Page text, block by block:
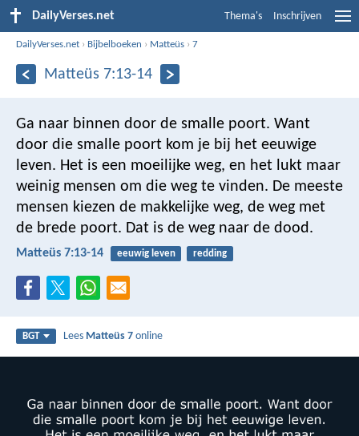
DailyVerses.net Thema's Inschrijven
DailyVerses.net › Bijbelboeken › Matteüs ›7
Matteüs 7:13-14
Ga naar binnen door de smalle poort. Want
door die smalle poort kom je bij het eeuwige
leven. Het is een moeilijke weg, en het lukt maar
weinig mensen om die weg te vinden. De meeste
mensen kiezen de makkelijke weg, de weg met
de brede poort. Dat is de weg naar de dood.
Matteüs 7:13-14 eeuwig leven redding
BGT Lees Matteüs 7 online